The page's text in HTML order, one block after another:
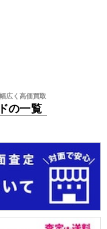
広く高価買取
の一覧